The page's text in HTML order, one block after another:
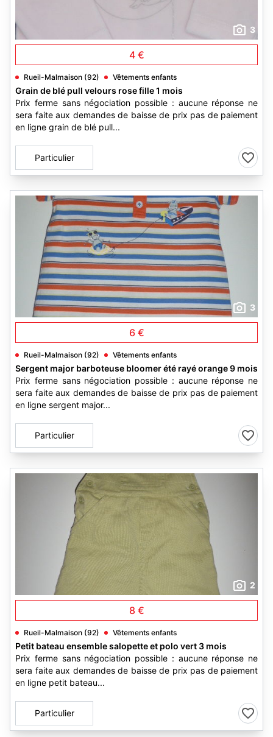
3
4 €
Rueil-Malmaison (92) Vêtements enfants
Grain de blé pull velours rose fille 1 mois
Prix ferme sans négociation possible : aucune réponse ne
sera faite aux demandes de baisse de prix pas de paiement
en ligne grain de blé pull...
Particulier
3
6 €
Rueil-Malmaison (92) Vêtements enfants
Sergent major barboteuse bloomer été rayé orange 9 mois
Prix ferme sans négociation possible : aucune réponse ne
sera faite aux demandes de baisse de prix pas de paiement
en ligne sergent major...
Particulier
2
8 €
Rueil-Malmaison (92) Vêtements enfants
Petit bateau ensemble salopette et polo vert 3 mois
Prix ferme sans négociation possible : aucune réponse ne
sera faite aux demandes de baisse de prix pas de paiement
en ligne petit bateau...
Particulier